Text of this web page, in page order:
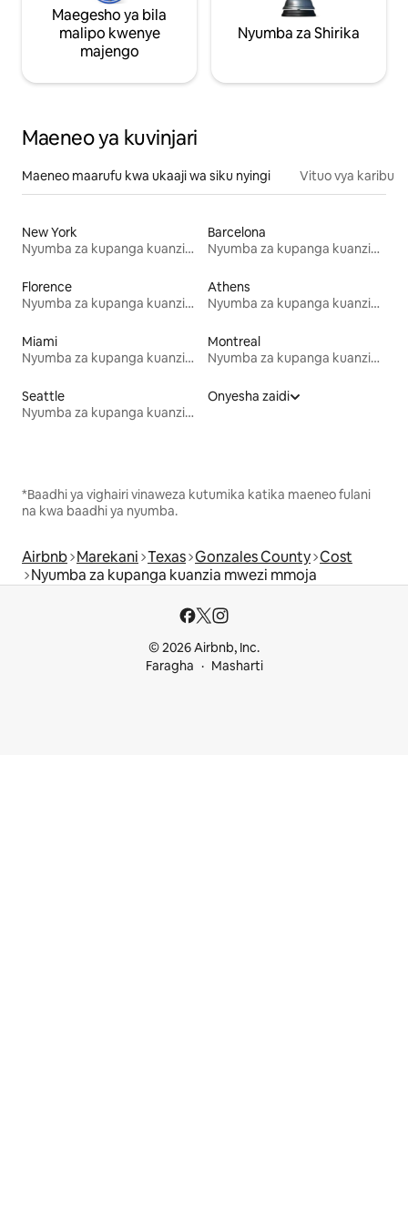
Maegesho ya bila
malipo kwenye
majengo
Nyumba za Shirika
Maeneo ya kuvinjari
Maeneo maarufu kwa ukaaji wa siku nyingi Vituo vya karibu
New York
Nyumba za kupanga kuanzia mwezi mmoja
Barcelona
Nyumba za kupanga kuanzia mwezi mmoja
Florence
Nyumba za kupanga kuanzia mwezi mmoja
Athens
Nyumba za kupanga kuanzia mwezi mmoja
Miami
Nyumba za kupanga kuanzia mwezi mmoja
Montreal
Nyumba za kupanga kuanzia mwezi mmoja
Seattle
Nyumba za kupanga kuanzia mwezi mmoja
Onyesha zaidi
*Baadhi ya vighairi vinaweza kutumika katika maeneo fulani
na kwa baadhi ya nyumba.
Airbnb Marekani Texas Gonzales County Cost
Nyumba za kupanga kuanzia mwezi mmoja
© 2026 Airbnb, Inc.
Faragha
Masharti